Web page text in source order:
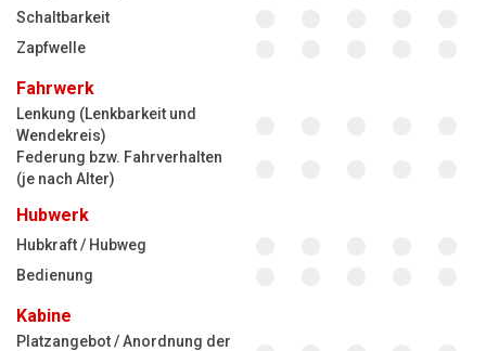
Schaltbarkeit
Zapfwelle
Fahrwerk
Lenkung (Lenkbarkeit und
Wendekreis)
Federung bzw. Fahrverhalten
(je nach Alter)
Hubwerk
Hubkraft / Hubweg
Bedienung
Kabine
Platzangebot / Anordnung der